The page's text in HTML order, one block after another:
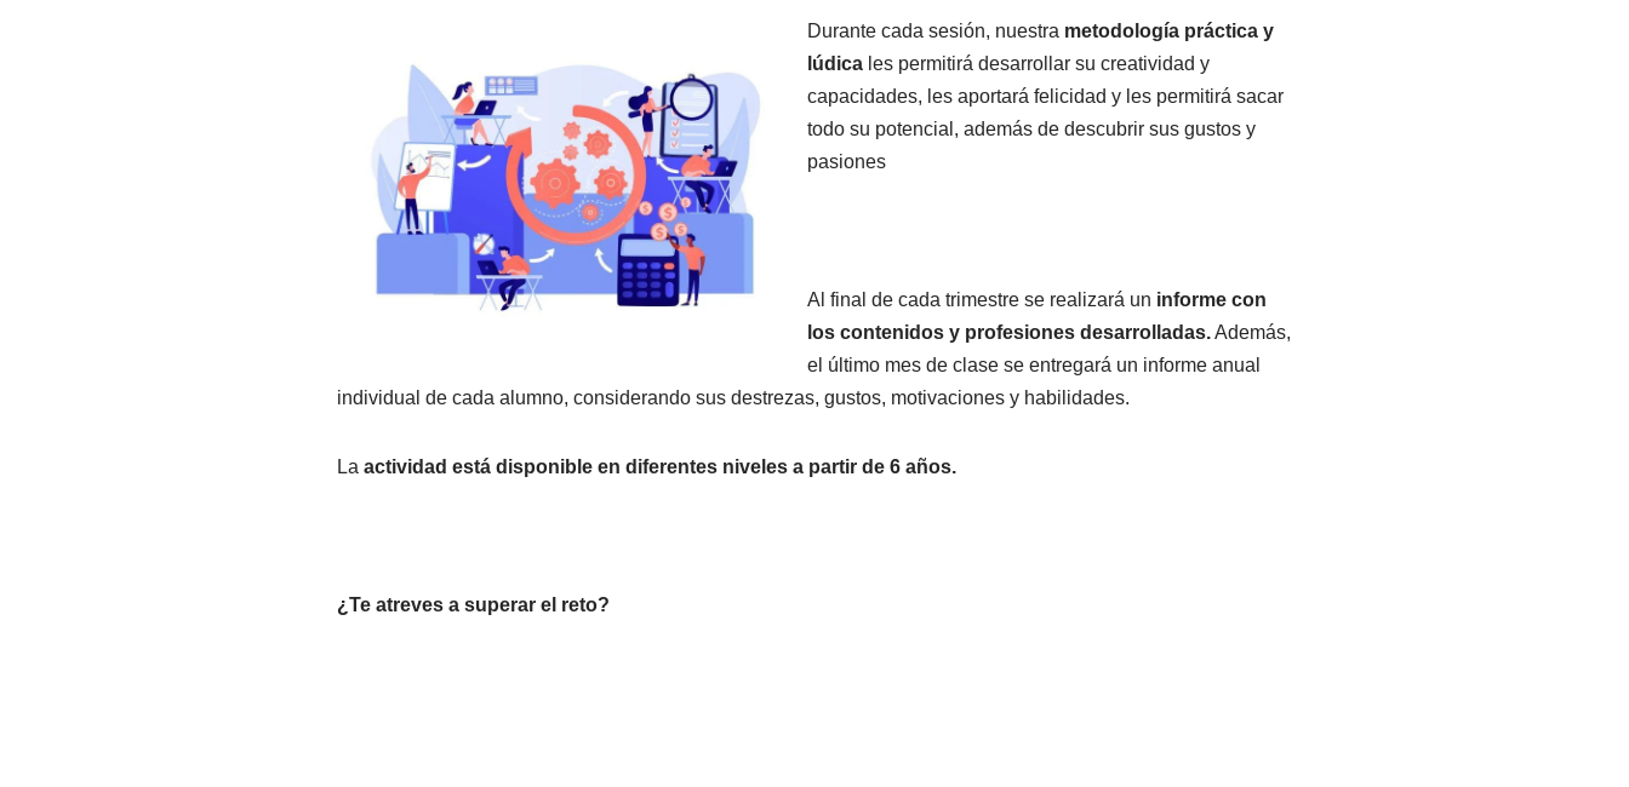
Durante cada sesión, nuestra metodología práctica y
lúdicales permitirá desarrollar su creatividad y
capacidades, les aportará felicidad y les permitirá sacar
todo su potencial, además de descubrir sus gustos y
pasiones
Al final de cada trimestre se realizará un informe con
los contenidos y profesiones desarrolladas.Además,
el último mes de clase se entregará un informe anual
individual de cada alumno, considerando sus destrezas, gustos, motivaciones y habilidades.
La actividad está disponible en diferentes niveles a partir de 6 años.
¿Te atreves a superar el reto?